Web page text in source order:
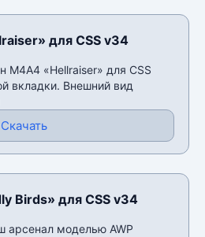
для CSS v34
М4А4 «Hellraiser» для CSS
вкладки. Внешний вид
Скачать
Birds» для CSS v34
арсенал моделью AWP